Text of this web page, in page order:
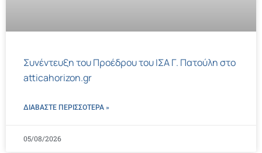
Συνέντευξη του Προέδρου του ΙΣΑ Γ. Πατούλη στο
atticahorizon.gr
ΔΙΑΒΑΣΤΕ ΠΕΡΙΣΣΌΤΕΡΑ »
05/08/2026